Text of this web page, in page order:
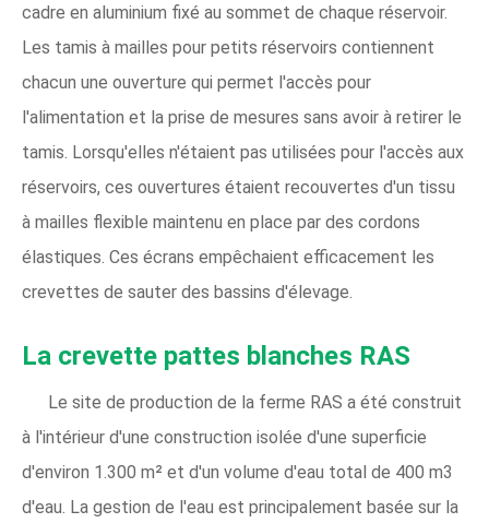
cadre en aluminium fixé au sommet de chaque réservoir.
Les tamis à mailles pour petits réservoirs contiennent
chacun une ouverture qui permet l'accès pour
l'alimentation et la prise de mesures sans avoir à retirer le
tamis. Lorsqu'elles n'étaient pas utilisées pour l'accès aux
réservoirs, ces ouvertures étaient recouvertes d'un tissu
à mailles flexible maintenu en place par des cordons
élastiques. Ces écrans empêchaient efficacement les
crevettes de sauter des bassins d'élevage.
La crevette pattes blanches RAS
Le site de production de la ferme RAS a été construit
à l'intérieur d'une construction isolée d'une superficie
d'environ 1.300 m² et d'un volume d'eau total de 400 m3
d'eau. La gestion de l'eau est principalement basée sur la